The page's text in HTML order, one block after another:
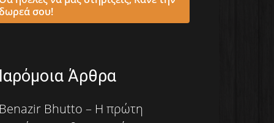
σου!
Άρθρα
Benazir Bhutto – Η πρώτη